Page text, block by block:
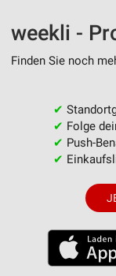
weekli -
Finden Sie noch
✔
✔ Folge
✔ Push-
✔